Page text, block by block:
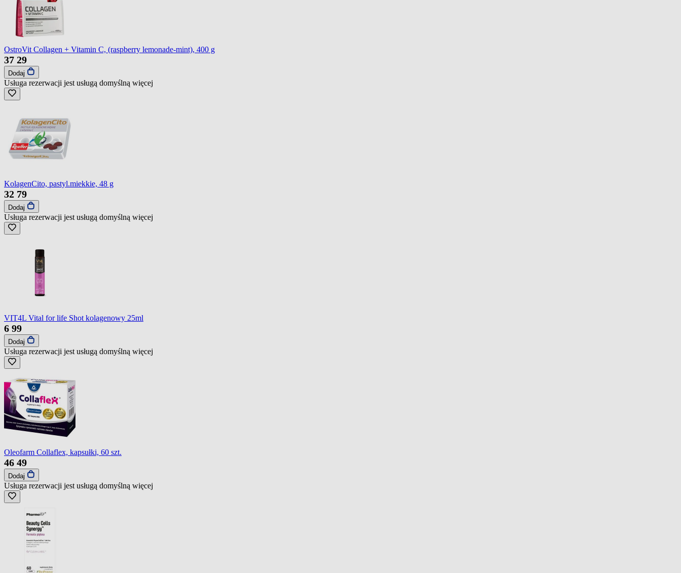
OstroVit Collagen + Vitamin C, (raspberry lemonade-mint), 400 g
37 29
Dodaj
Usługa rezerwacji jest usługą domyślną więcej
KolagenCito, pastyl.miekkie, 48 g
32 79
Dodaj
Usługa rezerwacji jest usługą domyślną więcej
VIT4L Vital for life Shot kolagenowy 25ml
6 99
Dodaj
Usługa rezerwacji jest usługą domyślną więcej
Oleofarm Collaflex, kapsułki, 60 szt.
46 49
Dodaj
Usługa rezerwacji jest usługą domyślną więcej